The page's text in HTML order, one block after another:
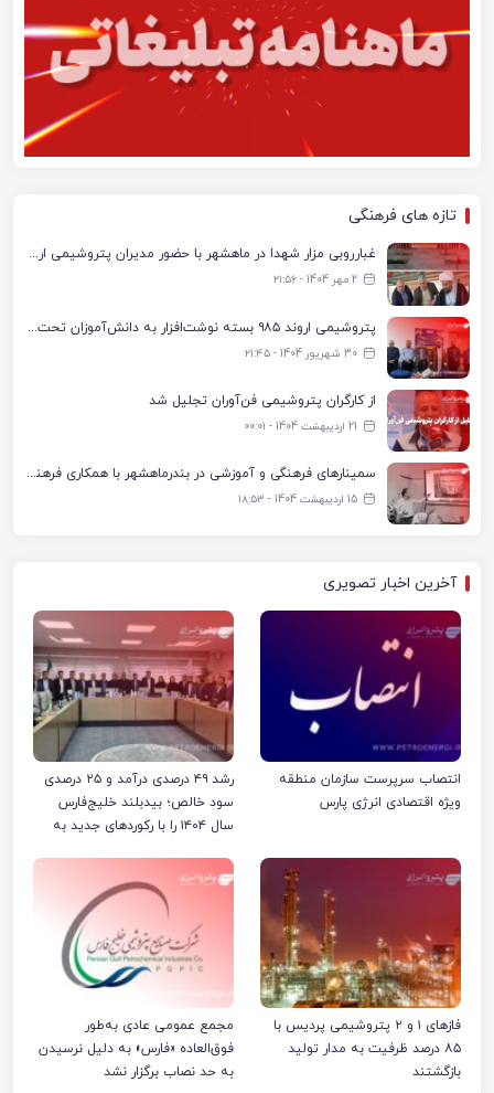
تازه های فرهنگی
غبارروبی مزار شهدا در ماهشهر با حضور مدیران پتروشیمی اروند و مسئولان شهری
2 مهر 1404 - ۲۱:۵۶
پتروشیمی اروند ۹۸۵ بسته نوشت‌افزار به دانش‌آموزان تحت پوشش کمیته امداد بندرماهشهر اهدا کرد
30 شهریور 1404 - ۲۱:۴۵
از کارگران پتروشیمی فن‌آوران تجلیل شد
21 اردیبهشت 1404 - ۰۰:۰۱
سمینارهای فرهنگی و آموزشی در بندرماهشهر با همکاری فرهنگ‌سرای پتروشیمی مارون
15 اردیبهشت 1404 - ۱۸:۵۳
آخرین اخبار تصویری
انتصاب سرپرست سازمان منطقه
ویژه اقتصادی انرژی پارس
رشد ۴۹ درصدی درآمد و ۲۵ درصدی
سود خالص؛ بیدبلند خلیج‌فارس
سال ۱۴۰۴ را با رکوردهای جدید به
فازهای ۱ و ۲ پتروشیمی پردیس با
۸۵ درصد ظرفیت به مدار تولید
بازگشتند
مجمع عمومی عادی به‌طور
فوق‌العاده «فارس» به دلیل نرسیدن
به حد نصاب برگزار نشد